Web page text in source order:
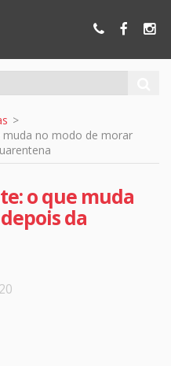
muda no modo de morar
o que muda
da